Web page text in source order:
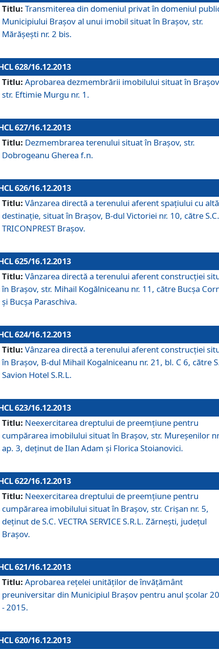
Titlu: Transmiterea din domeniul privat în domeniul
Municipiului Braşov al unui imobil situat în Braşov, str.
Mărăşeşti nr. 2 bis.
628/16.12.2013
Titlu: Aprobarea dezmembrării imobilului situat în
str. Eftimie Murgu nr. 1.
627/16.12.2013
Titlu: Dezmembrarea terenului situat în Braşov, str.
Dobrogeanu Gherea f.n.
626/16.12.2013
Titlu: Vânzarea directă a terenului aferent spaţiului cu altă
destinaţie, situat în Braşov, B-dul Victoriei nr. 10, către S.C.
TRICONPREST Braşov.
625/16.12.2013
Titlu: Vânzarea directă a terenului aferent construcţiei
în Braşov, str. Mihail Kogălniceanu nr. 11, către Bucşa
şi Bucşa Paraschiva.
624/16.12.2013
Titlu: Vânzarea directă a terenului aferent construcţiei
în Braşov, B-dul Mihail Kogalniceanu nr. 21, bl. C 6, către
Savion Hotel S.R.L.
623/16.12.2013
Titlu: Neexercitarea dreptului de preemţiune pentru
cumpărarea imobilului situat în Braşov, str. Mureşenilor
ap. 3, deţinut de Ilan Adam şi Florica Stoianovici.
622/16.12.2013
Titlu: Neexercitarea dreptului de preemţiune pentru
cumpărarea imobilului situat în Braşov, str. Crişan nr. 5,
deţinut de S.C. VECTRA SERVICE S.R.L. Zărneşti, judeţul
Braşov.
621/16.12.2013
Titlu: Aprobarea reţelei unităţilor de învăţământ
preuniversitar din Municipiul Braşov pentru anul şcolar
- 2015.
620/16.12.2013